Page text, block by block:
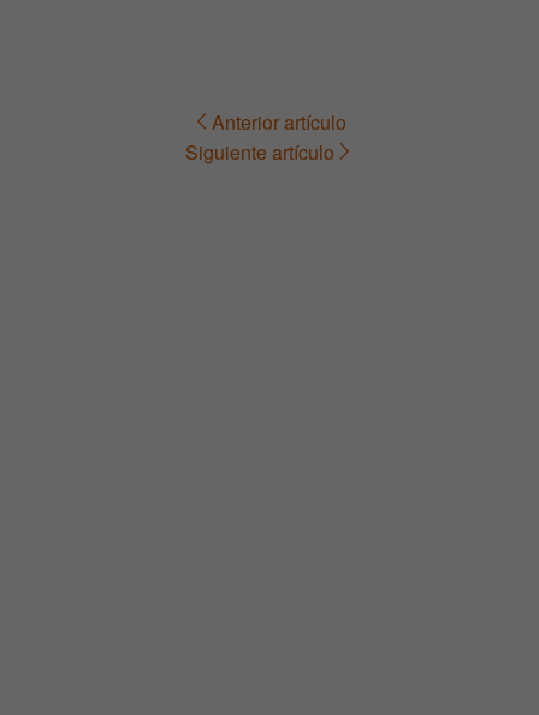
Navegación Anterior artículo
Siguiente artículo